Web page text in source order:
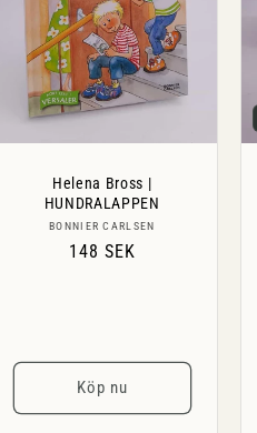
Helena Bross |
HUNDRALAPPEN
Säljare:
BONNIER CARLSEN
Ordinarie
148 SEK
Köp nu